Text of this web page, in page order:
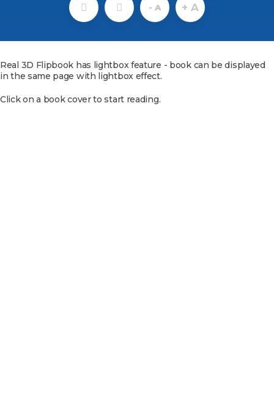
- A + A
Real 3D Flipbook has lightbox feature - book can be displayed
in the same page with lightbox effect.
Click on a book cover to start reading.